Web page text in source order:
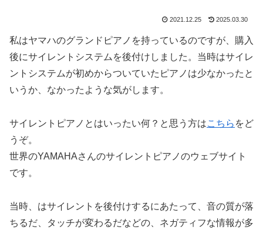
2021.12.25 2025.03.30
私はヤマハのグランドピアノを持っているのですが、購入
後にサイレントシステムを後付けしました。当時はサイレ
ントシステムが初めからついていたピアノは少なかったと
いうか、なかったような気がします。
サイレントピアノとはいったい何？と思う方はこちら をど
うぞ。
世界のYAMAHAさんのサイレントピアノのウェブサイト
です。
当時、はサイレントを後付けするにあたって、音の質が落
ちるだ、タッチが変わるだなどの、ネガティフな情報が多